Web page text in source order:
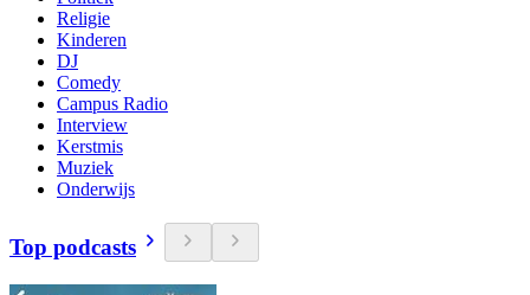
Religie
Kinderen
DJ
Comedy
Campus Radio
Interview
Kerstmis
Muziek
Onderwijs
Top podcasts